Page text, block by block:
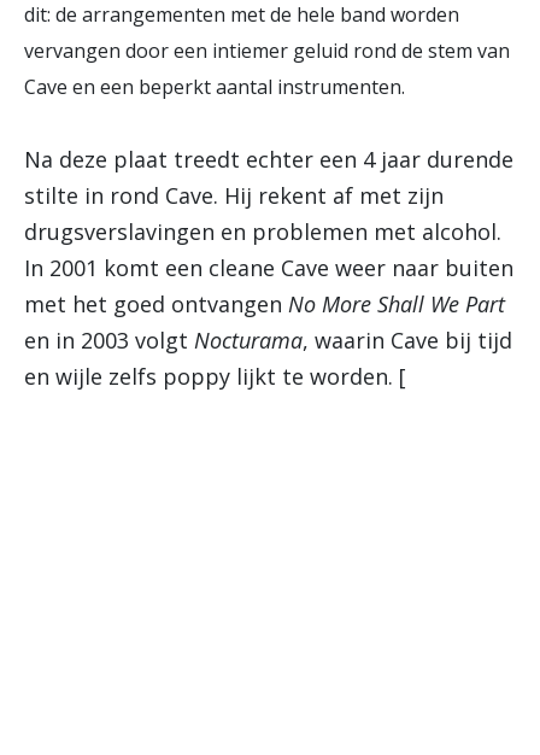
dit: de arrangementen met de hele band worden
vervangen door een intiemer geluid rond de stem van
Cave en een beperkt aantal instrumenten.
Na deze plaat treedt echter een 4 jaar durende
stilte in rond Cave. Hij rekent af met zijn
drugsverslavingen en problemen met alcohol.
In 2001 komt een cleane Cave weer naar buiten
met het goed ontvangen No More Shall We Part
en in 2003 volgt Nocturama, waarin Cave bij tijd
en wijle zelfs poppy lijkt te worden. [